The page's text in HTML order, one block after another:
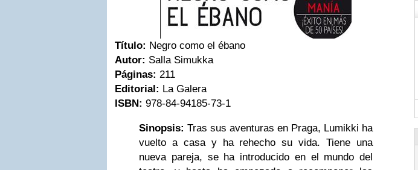
Título: Negro como el ébano
Autor: Salla Simukka
Páginas: 211
Editorial: La Galera
ISBN: 978-84-94185-73-1
Sinopsis: Tras sus aventuras en Praga, Lumikki ha
vuelto a casa y ha rehecho su vida. Tiene una
nueva pareja, se ha introducido en el mundo del